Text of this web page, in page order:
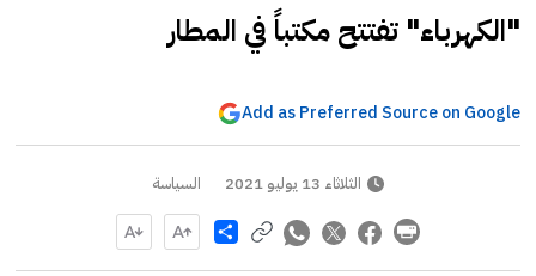
"الكهرباء" تفتتح مكتباً في المطار
Add as Preferred Source on Google
الثلاثاء 13 يوليو 2021 السياسة
Share